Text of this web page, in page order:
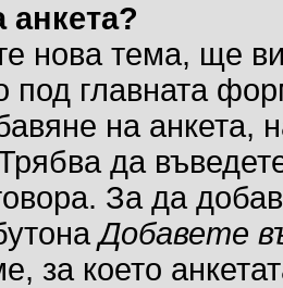
анкета?
нова тема, ще
под главната
на анкета,
да
За да
Добавете
за което